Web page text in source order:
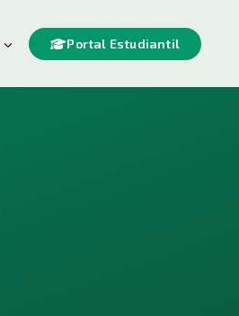
Portal Estudiantil